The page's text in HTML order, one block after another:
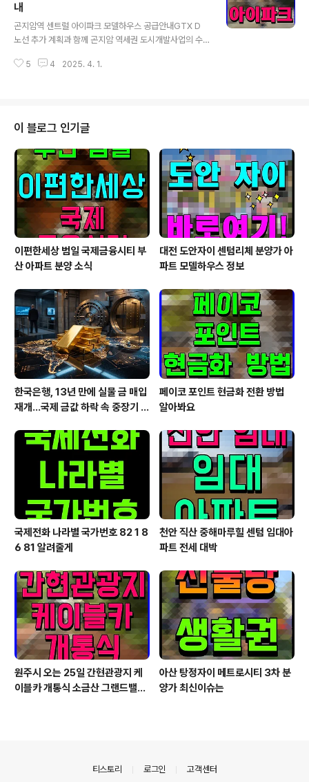
그리고 굵직한 개발 호재로 인해 높은 잠재적 미래 가치를
지니고 있습니다.기본 정보 및 개요둔산 해링턴플레이스
리버파크는 대전광역시 서구 월평동 1491번지에 주소를
두고 있는데요.건축규모는 지하 4층에서 지상 35층까지 3
개 동, 총 336세대로 구성되어 있습니다. 공급 면적은 전
내
곤지암역 센트럴 아이파크 모델하우스 공급안내GTX D
노선 추가 계획과 함께 곤지암 역세권 도시개발사업의 수
재 주목을 받고 있습니다. 이 단지는 경기도 광주시 곤지암
로 공급이 진행 중에 있습니다.건축 개요곤지암역 아이파
크 아파트는 전용 84A, 84B, 110 이렇게 두가지 면적 세
가지 타입으로 구성되어 있습니다. 고객의 선호도를 반영
하여 중대형 평형대로 설계되어 더욱 관심도가 높습니
다. 세대당 주차대수는 1.39대로 넉넉한 공간을 확보하여
입주민의 편의를 고려했습니다...
5 4 2025. 4. 1.
이 블로그 인기글
이편한세상 범일 국제금융시티 부
산 아파트 분양 소식
대전 도안자이 센텀리체 분양가 아
파트 모델하우스 정보
한국은행, 13년 만에 실물 금 매입
재개…국제 금값 하락 속 중장기 대
페이코 포인트 현금화 전환 방법
알아봐요
국제전화 나라별 국가번호 82 1 8
6 81 알려줄게
천안 직산 중해마루힐 센텀 임대아
파트 전세 대박
원주시 오는 25일 간현관광지 케
이블카 개통식 소금산 그랜드밸리
아산 탕정자이 메트로시티 3차 분
양가 최신이슈는
티스토리 로그인 고객센터